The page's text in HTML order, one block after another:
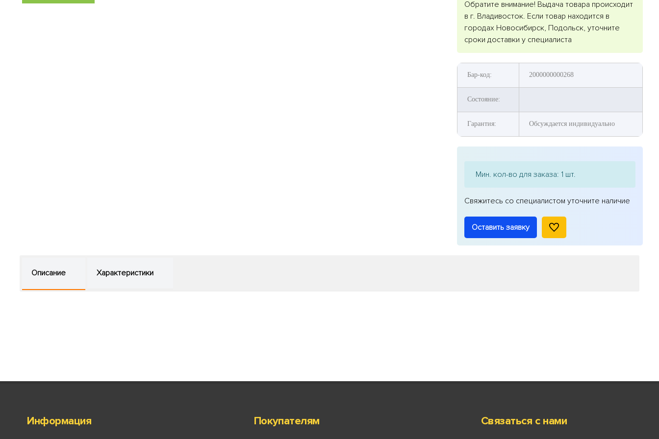
Обратите внимание! Выдача товара происходит
в г. Владивосток. Если товар находится в
городах Новосибирск, Подольск, уточните
сроки доставки у специалиста
Бар-код: 2000000000268
Состояние:
Гарантия: Обсуждается индивидуально
Мин. кол-во для заказа: 1 шт.
Свяжитесь со специалистом уточните наличие
Оставить заявку
Описание Характеристики
Информация Покупателям Связаться с нами